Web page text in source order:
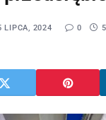
LIPCA, 2024 0